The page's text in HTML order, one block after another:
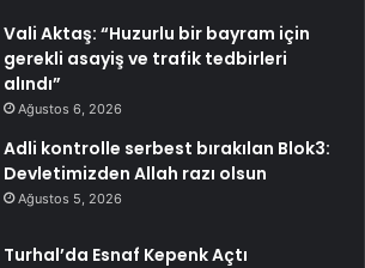
Vali Aktaş: “Huzurlu bir bayram için
gerekli asayiş ve trafik tedbirleri
alındı”
Ağustos 6, 2026
Adli kontrolle serbest bırakılan Blok3:
Devletimizden Allah razı olsun
Ağustos 5, 2026
Turhal’da Esnaf Kepenk Açtı